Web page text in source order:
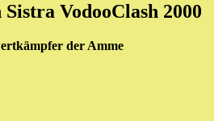
VodooClash 2000
der Amme